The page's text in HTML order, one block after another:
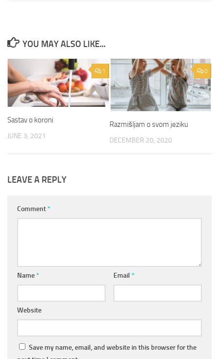
YOU MAY ALSO LIKE...
1
Sastav o koroni
JUNE 3, 2021
0
Razmišljam o svom jeziku
DECEMBER 20, 2020
LEAVE A REPLY
Comment*
Name* Email *
Website
Save my name, email, and website in this browser for the